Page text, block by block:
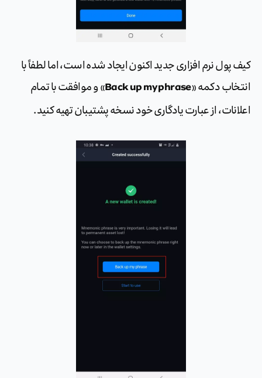
کیف پول نرم افزاری جدید اکنون ایجاد شده است، اما لطفاً با
انتخاب دکمه «Back up my phrase» و موافقت با تمام
اعلانات، از عبارت یادگاری خود نسخه پشتیبان تهیه کنید.